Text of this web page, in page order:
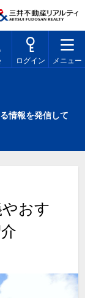
ログイン メニュー
情報を発信して
おす